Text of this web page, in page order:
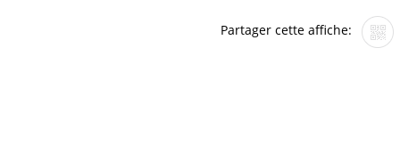
Partager cette affiche: